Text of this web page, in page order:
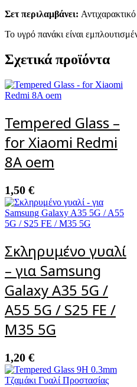
Σετ περιλαμβάνει:
Το υγρό πανάκι είναι
Σχετικά προϊόντα
Tempered Glass –
for Xiaomi Redmi
8A oem
1,50 €
Σκληρυμένο γυαλί
– για Samsung
Galaxy A35 5G /
A55 5G / S25 FE /
M35 5G
1,20 €